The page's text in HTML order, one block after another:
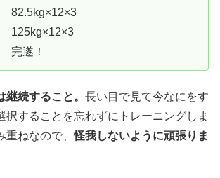
82.5kg×12×3
遂！
続すること。 長い目で見て今なにをす
択することを忘れずにトレーニングしま
重ねなので、怪我しないように頑張りま